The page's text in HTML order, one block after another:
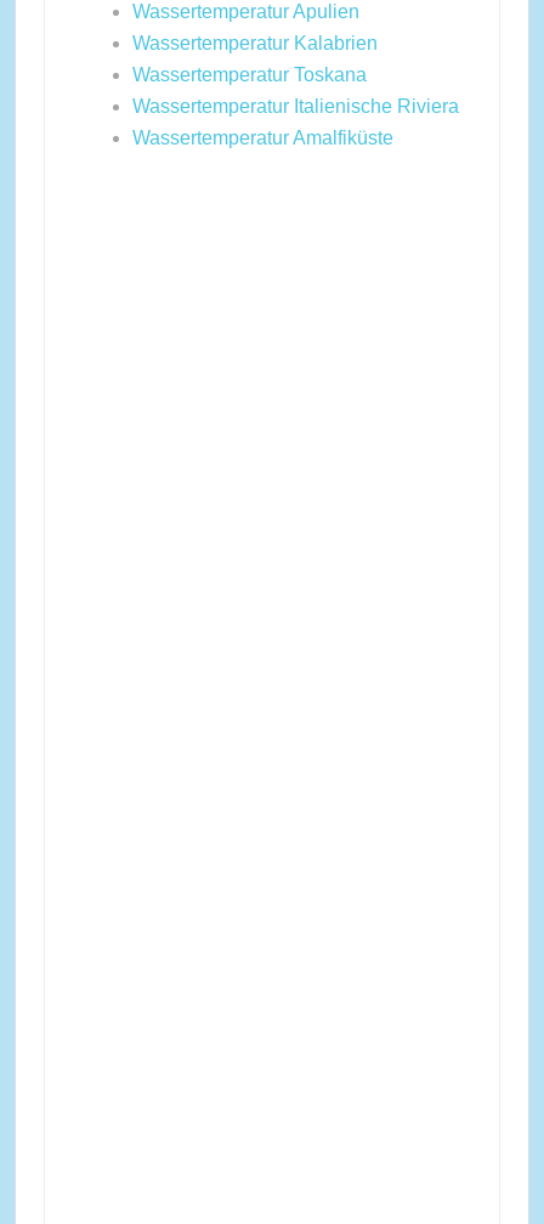
Wassertemperatur Apulien
Wassertemperatur Kalabrien
Wassertemperatur Toskana
Wassertemperatur Italienische Riviera
Wassertemperatur Amalfiküste